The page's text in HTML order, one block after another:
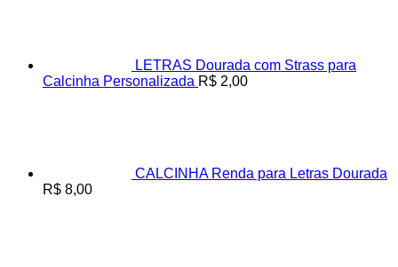
LETRAS Dourada com Strass para
Calcinha Personalizada R$ 2,00
CALCINHA Renda para Letras Dourada
R$ 8,00